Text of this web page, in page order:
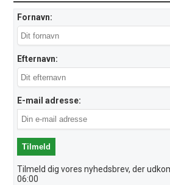
Fornavn:
Efternavn:
E-mail adresse:
Tilmeld dig vores nyhedsbrev, der
06:00